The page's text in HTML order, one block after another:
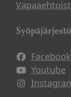
Facebook
Avautuu
Youtube
Avautuu
Avautuu